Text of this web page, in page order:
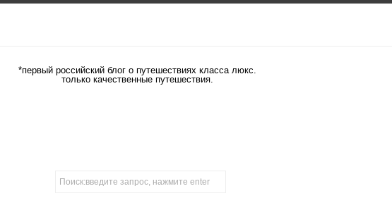
*первый российский блог о путешествиях класса люкс.
только качественные путешествия.